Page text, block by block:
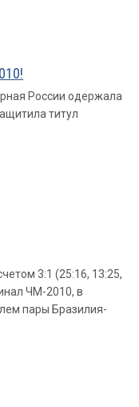
России одержала
титул
3:1 (25:16, 13:25,
ЧМ-2010, в
пары Бразилия-